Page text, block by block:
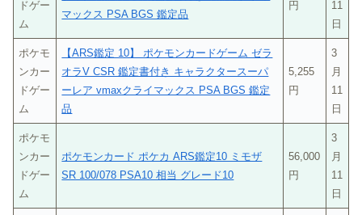
ドゲー
ム
マックス PSA BGS 鑑定品
円
11
日
ポケモ
ンカー
ドゲー
ム
【ARS鑑定 10】 ポケモンカードゲーム ゼラ
オラV CSR 鑑定書付き キャラクタースーパ
ーレア vmaxクライマックス PSA BGS 鑑定
品
5,255
円
3
月
11
日
ポケモ
ンカー
ドゲー
ム
ポケモンカード ポケカ ARS鑑定10 ミモザ
SR 100/078 PSA10 相当 グレード10
56,000
円
3
月
11
日